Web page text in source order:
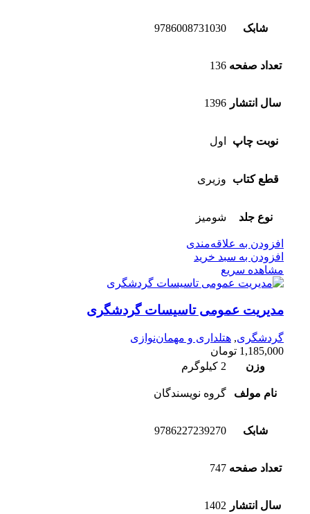
شابک 9786008731030
تعداد صفحه 136
سال انتشار 1396
نوبت چاپ اول
قطع کتاب وزیری
نوع جلد شومیز
افزودن به علاقه‌مندی
افزودن به سبد خرید
مشاهده سریع
مدیریت عمومی تاسیسات گردشگری
گردشگری, هتلداری و مهمان‌نوازی
1,185,000 تومان
وزن
2 کیلوگرم
نام مولف گروه نویسندگان
شابک 9786227239270
تعداد صفحه 747
سال انتشار 1402